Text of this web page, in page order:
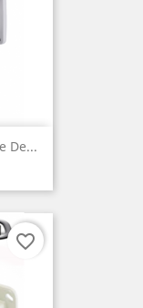
De...
favorite_border